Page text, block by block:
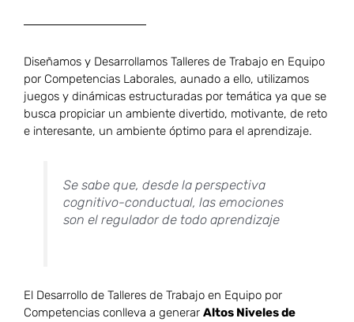
Diseñamos y Desarrollamos Talleres de Trabajo en Equipo
por Competencias Laborales, aunado a ello, utilizamos
juegos y dinámicas estructuradas por temática ya que se
busca propiciar un ambiente divertido, motivante, de reto
e interesante, un ambiente óptimo para el aprendizaje.
Se sabe que, desde la perspectiva
cognitivo-conductual, las emociones
son el regulador de todo aprendizaje
El Desarrollo de Talleres de Trabajo en Equipo por
Competencias conlleva a generar Altos Niveles de